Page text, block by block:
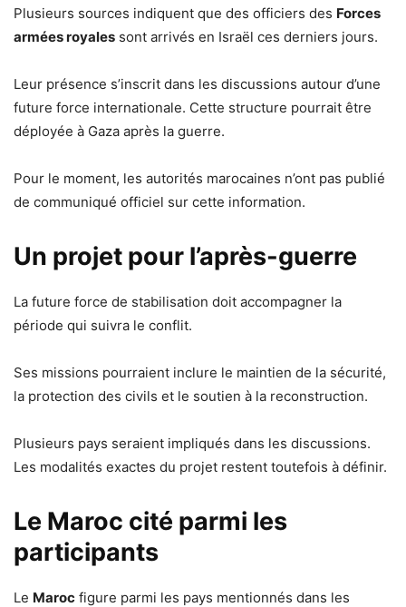
Plusieurs sources indiquent que des officiers des Forces
armées royales sont arrivés en Israël ces derniers jours.
Leur présence s’inscrit dans les discussions autour d’une
future force internationale. Cette structure pourrait être
déployée à Gaza après la guerre.
Pour le moment, les autorités marocaines n’ont pas publié
de communiqué officiel sur cette information.
Un projet pour l’après-guerre
La future force de stabilisation doit accompagner la
période qui suivra le conflit.
Ses missions pourraient inclure le maintien de la sécurité,
la protection des civils et le soutien à la reconstruction.
Plusieurs pays seraient impliqués dans les discussions.
Les modalités exactes du projet restent toutefois à définir.
Le Maroc cité parmi les
participants
Le Maroc figure parmi les pays mentionnés dans les